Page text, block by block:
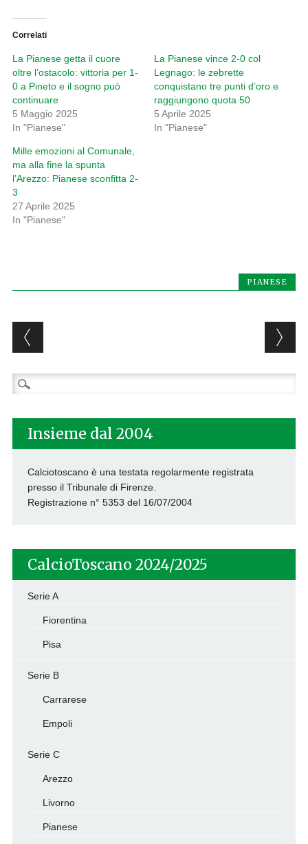
Correlati
La Pianese getta il cuore
oltre l’ostacolo: vittoria per 1-
0 a Pineto e il sogno può
continuare
5 Maggio 2025
In "Pianese"
La Pianese vince 2-0 col
Legnago: le zebrette
conquistano tre punti d’oro e
raggiungono quota 50
5 Aprile 2025
In "Pianese"
Mille emozioni al Comunale,
ma alla fine la spunta
l’Arezzo: Pianese sconfitta 2-
3
27 Aprile 2025
In "Pianese"
PIANESE
Post navigation
Ricerca
per:
Insieme dal 2004
Calciotoscano è una testata regolarmente registrata
presso il Tribunale di Firenze.
Registrazione n° 5353 del 16/07/2004
CalcioToscano 2024/2025
Serie A
Fiorentina
Pisa
Serie B
Carrarese
Empoli
Serie C
Arezzo
Livorno
Pianese